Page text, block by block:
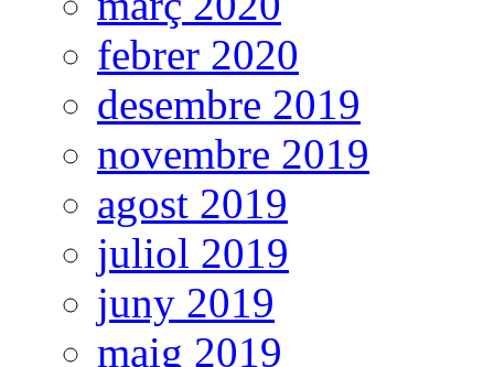
febrer 2020
desembre 2019
novembre 2019
agost 2019
juliol 2019
juny 2019
maig 2019